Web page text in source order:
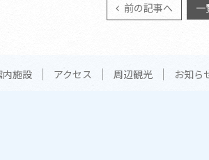
前の記事へ 一
内施設 アクセス 周辺観光 お知ら